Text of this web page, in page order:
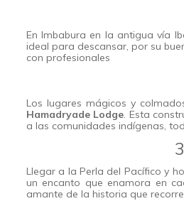
En Imbabura en la antigua vía
ideal para descansar, por su
con profesionales
Los lugares mágicos y
Hamadryade Lodge. Esta
a las comunidades indígenas,
Llegar a la Perla del Pacífico y
un encanto que enamora en
amante de la historia que